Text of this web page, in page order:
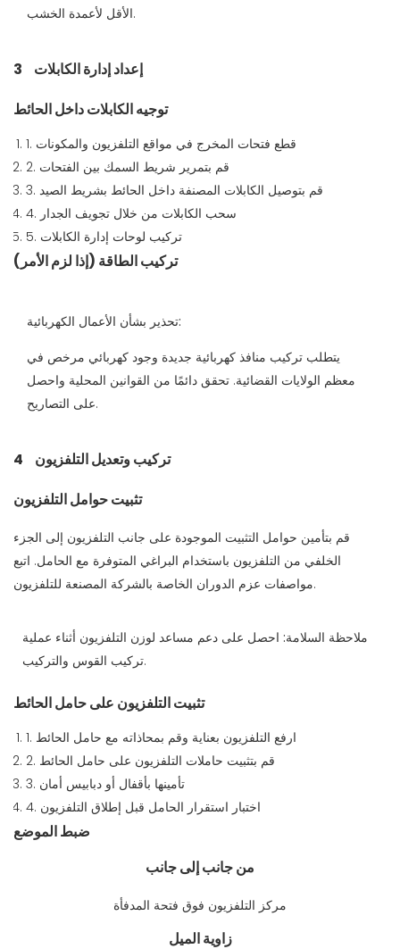
الأقل لأعمدة الخشب.
3
إعداد إدارة الكابلات
توجيه الكابلات داخل الحائط
1. قطع فتحات المخرج في مواقع التلفزيون والمكونات
2. قم بتمرير شريط السمك بين الفتحات
3. قم بتوصيل الكابلات المصنفة داخل الحائط بشريط الصيد
4. سحب الكابلات من خلال تجويف الجدار
5. تركيب لوحات إدارة الكابلات
تركيب الطاقة (إذا لزم الأمر)
تحذير بشأن الأعمال الكهربائية:
يتطلب تركيب منافذ كهربائية جديدة وجود كهربائي مرخص في
معظم الولايات القضائية. تحقق دائمًا من القوانين المحلية واحصل
على التصاريح.
4
تركيب وتعديل التلفزيون
تثبيت حوامل التلفزيون
قم بتأمين حوامل التثبيت الموجودة على جانب التلفزيون إلى الجزء
الخلفي من التلفزيون باستخدام البراغي المتوفرة مع الحامل. اتبع
مواصفات عزم الدوران الخاصة بالشركة المصنعة للتلفزيون.
ملاحظة السلامة: احصل على دعم مساعد لوزن التلفزيون أثناء عملية
تركيب القوس والتركيب.
تثبيت التلفزيون على حامل الحائط
1. ارفع التلفزيون بعناية وقم بمحاذاته مع حامل الحائط
2. قم بتثبيت حاملات التلفزيون على حامل الحائط
3. تأمينها بأقفال أو دبابيس أمان
4. اختبار استقرار الحامل قبل إطلاق التلفزيون
ضبط الموضع
من جانب إلى جانب
مركز التلفزيون فوق فتحة المدفأة
زاوية الميل